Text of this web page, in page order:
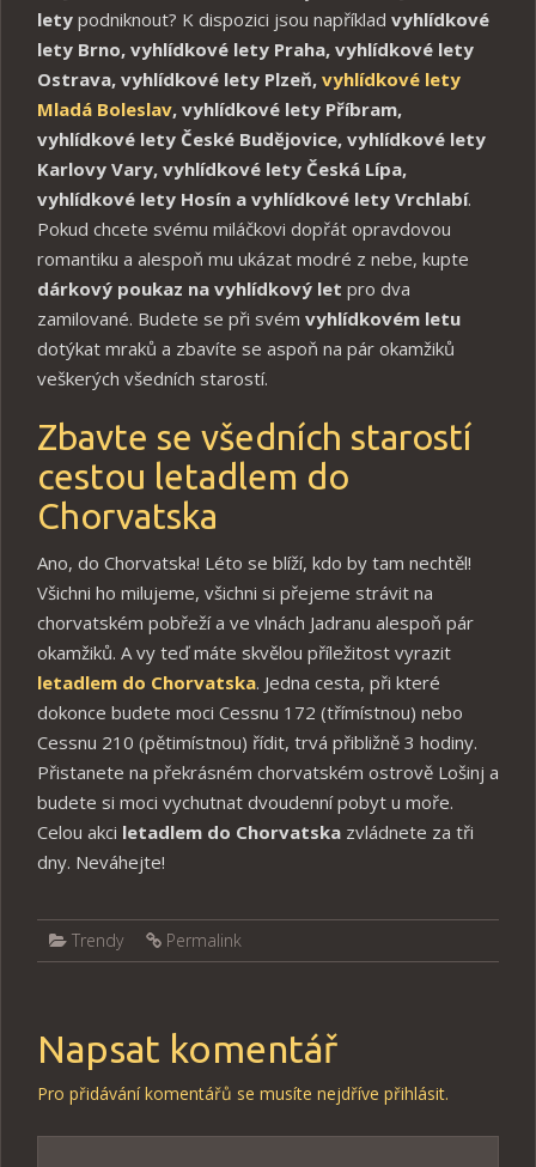
lety podniknout? K dispozici jsou například vyhlídkové
lety Brno, vyhlídkové lety Praha, vyhlídkové lety
Ostrava, vyhlídkové lety Plzeň, vyhlídkové lety
Mladá Boleslav, vyhlídkové lety Příbram,
vyhlídkové lety České Budějovice, vyhlídkové lety
Karlovy Vary, vyhlídkové lety Česká Lípa,
vyhlídkové lety Hosín a vyhlídkové lety Vrchlabí.
Pokud chcete svému miláčkovi dopřát opravdovou
romantiku a alespoň mu ukázat modré z nebe, kupte
dárkový poukaz na vyhlídkový let pro dva
zamilované. Budete se při svém vyhlídkovém letu
dotýkat mraků a zbavíte se aspoň na pár okamžiků
veškerých všedních starostí.
Zbavte se všedních starostí
cestou letadlem do
Chorvatska
Ano, do Chorvatska! Léto se blíží, kdo by tam nechtěl!
Všichni ho milujeme, všichni si přejeme strávit na
chorvatském pobřeží a ve vlnách Jadranu alespoň pár
okamžiků. A vy teď máte skvělou příležitost vyrazit
letadlem do Chorvatska. Jedna cesta, při které
dokonce budete moci Cessnu 172 (třímístnou) nebo
Cessnu 210 (pětimístnou) řídit, trvá přibližně 3 hodiny.
Přistanete na překrásném chorvatském ostrově Lošinj a
budete si moci vychutnat dvoudenní pobyt u moře.
Celou akci letadlem do Chorvatska zvládnete za tři
dny. Neváhejte!
Trendy Permalink
Napsat komentář
Pro přidávání komentářů se musíte nejdříve přihlásit.